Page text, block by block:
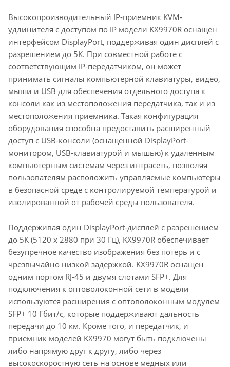
Высокопроизводительный IP-приемник KVM-
удлинителя с доступом по IP модели KX9970R оснащен
интерфейсом DisplayPort, поддерживая один дисплей с
разрешением до 5K. При совместной работе с
соответствующим IP-передатчиком, он может
принимать сигналы компьютерной клавиатуры, видео,
мыши и USB для обеспечения отдельного доступа к
консоли как из местоположения передатчика, так и из
местоположения приемника. Такая конфигурация
оборудования способна предоставить расширенный
доступ с USB-консоли (оснащенной DisplayPort-
монитором, USB-клавиатурой и мышью) к удаленным
компьютерным системам через интрасеть, позволяя
пользователям расположить управляемые компьютеры
в безопасной среде с контролируемой температурой и
изолированной от рабочей среды пользователя.
Поддерживая один DisplayPort-дисплей с разрешением
до 5K (5120 x 2880 при 30 Гц), KX9970R обеспечивает
безупречное качество изображения без потерь и с
чрезвычайно низкой задержкой. KX9970R оснащен
одним портом RJ-45 и двумя слотами SFP+. Для
подключения к оптоволоконной сети в модели
используются расширения с оптоволоконным модулем
SFP+ 10 Гбит/с, которые поддерживают дальность
передачи до 10 км. Кроме того, и передатчик, и
приемник моделей KX9970 могут быть подключены
либо напрямую друг к другу, либо через
высокоскоростную сеть на основе медных или